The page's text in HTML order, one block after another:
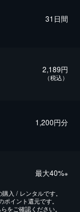
31日間
2,189円
（税込）
1,200円分
最⼤40%※
入 / レンタルです。
イント還元です。
をご確認ください。